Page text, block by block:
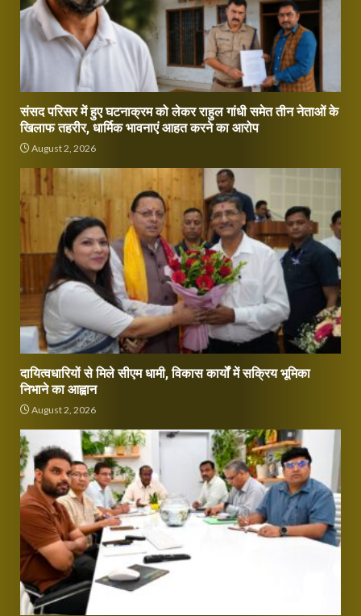
संसद परिसर में हुए घटनाक्रम को लेकर राहुल गांधी समेत तीन नेताओं के
खिलाफ तहरीर, धार्मिक भावनाएं आहत करने का आरोप
August 2, 2026
दायित्वधारियों से मिले सीएम धामी, विकास कार्यों में सक्रिय भूमिका
निभाने का आह्वान
August 2, 2026